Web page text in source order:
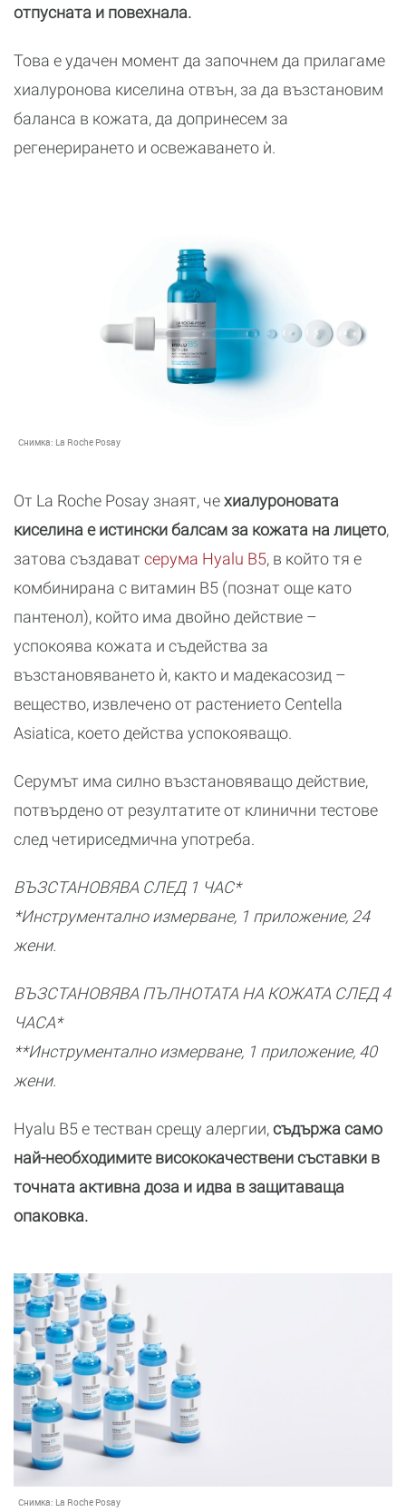
отпусната и повехнала.
Това е удачен момент да започнем да прилагаме
хиалуронова киселина отвън, за да възстановим
баланса в кожата, да допринесем за
регенерирането и освежаването ѝ.
Снимка: La Roche Posay
От La Roche Posay знаят, чехиалуроновата
киселина е истински балсам за кожата на лицето,
затова създават серума Hyalu B5, в който тя е
комбинирана с витамин B5 (познат още като
пантенол), който има двойно действие –
успокоява кожата и съдейства за
възстановяването ѝ, както и мадекасозид –
вещество, извлечено от растението Centella
Asiatica, което действа успокояващо.
Серумът има силно възстановяващо действие,
потвърдено от резултатите от клинични тестове
след четириседмична употреба.
ВЪЗСТАНОВЯВА СЛЕД 1 ЧАС*
*Инструментално измерване, 1 приложение, 24
жени.
ВЪЗСТАНОВЯВА ПЪЛНОТАТА НА КОЖАТА СЛЕД 4
ЧАСА*
**Инструментално измерване, 1 приложение, 40
жени.
Hyalu B5 е тестван срещу алергии,съдържа само
най-необходимите висококачествени съставки в
точната активна доза и идва в защитаваща
опаковка.
Снимка: La Roche Posay